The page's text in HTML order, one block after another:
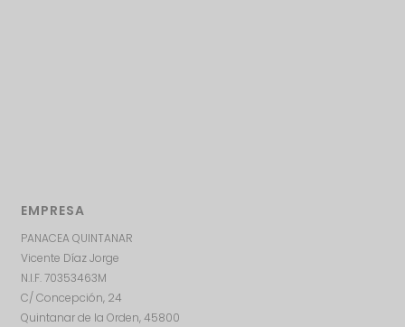
EMPRESA
PANACEA QUINTANAR
Vicente Díaz Jorge
N.I.F. 70353463M
C/ Concepción, 24
Quintanar de la Orden, 45800